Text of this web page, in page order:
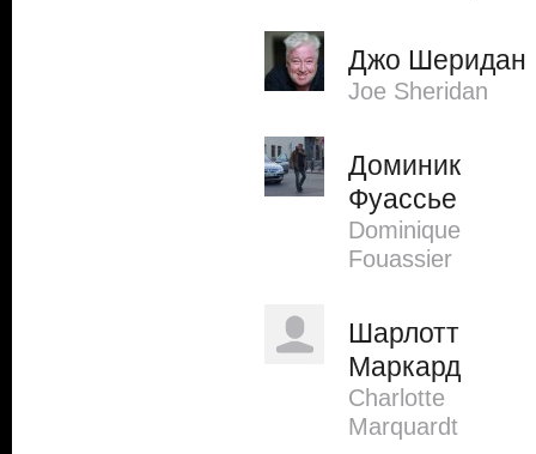
Джо Шеридан
Joe Sheridan
Доминик
Фуассье
Dominique
Fouassier
Шарлотт
Маркард
Charlotte
Marquardt